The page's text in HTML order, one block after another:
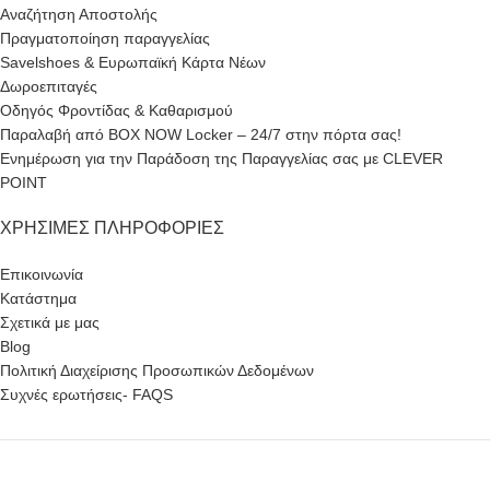
Αναζήτηση Αποστολής
Πραγματοποίηση παραγγελίας
Savelshoes & Ευρωπαϊκή Κάρτα Νέων
Δωροεπιταγές
Οδηγός Φροντίδας & Καθαρισμού
Παραλαβή από BOX NOW Locker – 24/7 στην πόρτα σας!
Ενημέρωση για την Παράδοση της Παραγγελίας σας με CLEVER
POINT
ΧΡΉΣΙΜΕΣ ΠΛΗΡΟΦΟΡΊΕΣ
Επικοινωνία
Κατάστημα
Σχετικά με μας
Blog
Πολιτική Διαχείρισης Προσωπικών Δεδομένων
Συχνές ερωτήσεις- FAQS